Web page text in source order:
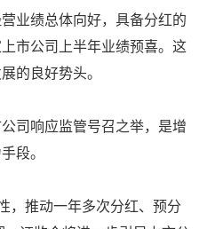
业绩总体向好，具备分红的
市公司上半年业绩预喜。这
的良好势头。
司响应监管号召之举，是增
段。
，推动一年多次分红、预分